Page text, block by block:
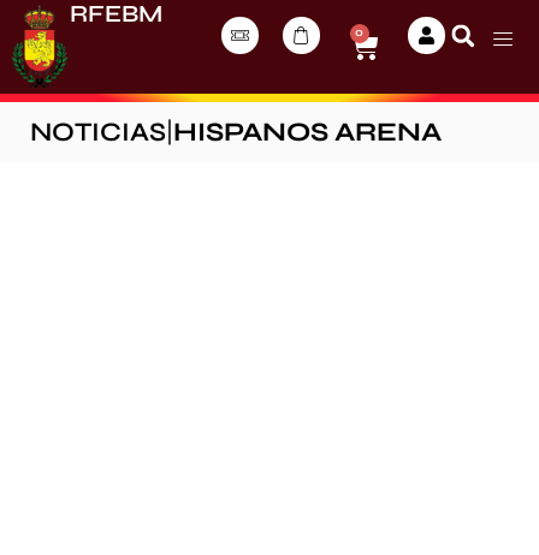
RFEBM
0
NOTICIAS HISPANOS ARENA